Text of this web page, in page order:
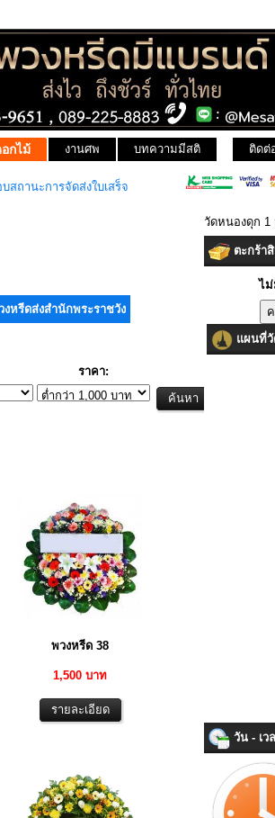
กไม้ งานศพ บทความมีสติ ติดต่
สถานะการจัดส่งใบเสร็จ
งหรีดส่งสำนักพระราชวัง
ราคา:
พวงหรีด 38
1,500 บาท
วัดหนองดุก 1
ตะกร้า
ไม่
แผนที่
วัน - เว